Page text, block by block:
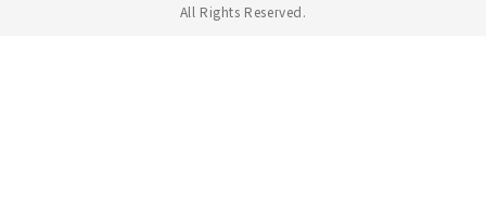
All Rights Reserved.